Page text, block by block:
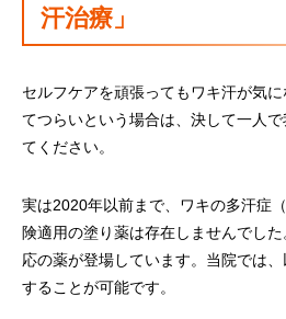
汗治療」
セルフケアを頑張ってもワキ汗が気
てつらいという場合は、決して一人
てください。
実は2020年以前まで、ワキの多汗症
険適用の塗り薬は存在しませんでし
応の薬が登場しています。当院では
することが可能です。